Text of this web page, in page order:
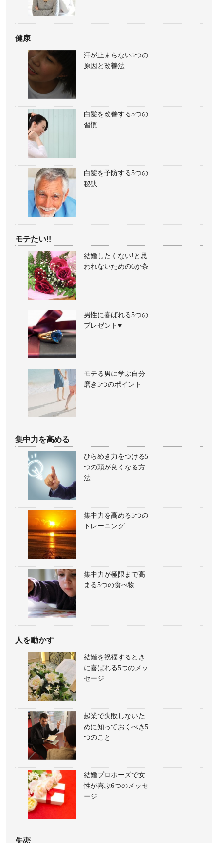
健康
汗が止まらない5つの
原因と改善法
白髪を改善する5つの
習慣
白髪を予防する5つの
秘訣
モテたい!!
結婚したくない!と思
われないための6か条
男性に喜ばれる5つの
プレゼント♥
モテる男に学ぶ自分
磨き5つのポイント
集中力を高める
ひらめき力をつける5
つの頭が良くなる方
法
集中力を高める5つの
トレーニング
集中力が極限まで高
まる5つの食べ物
人を動かす
結婚を祝福するとき
に喜ばれる5つのメッ
セージ
起業で失敗しないた
めに知っておくべき5
つのこと
結婚プロポーズで女
性が喜ぶ6つのメッセ
ージ
失恋